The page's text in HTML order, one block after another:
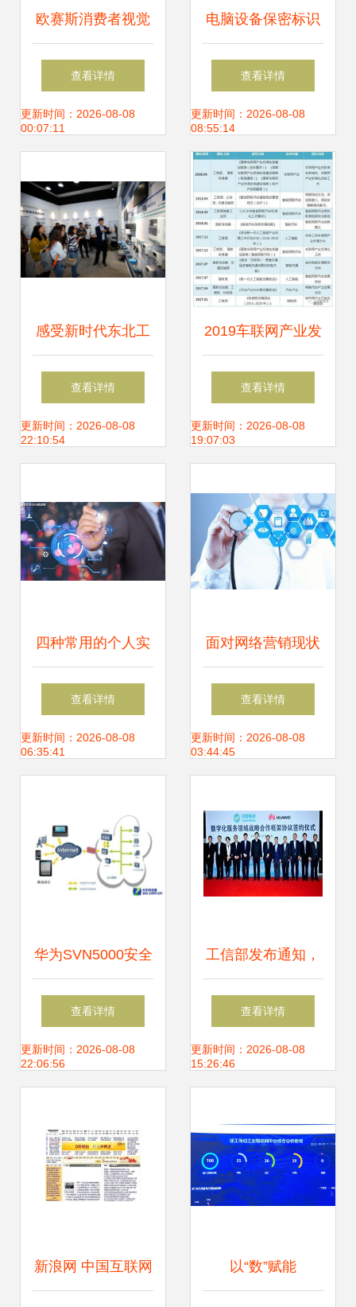
欧赛斯消费者视觉
触点部署研究及消
费者感官地图部署
服务的关键作用
查看详情
更新时间：2026-08-08
00:07:11
电脑设备保密标识
管理 分类识别与外
部接入规范
查看详情
更新时间：2026-08-08
08:55:14
感受新时代东北工
业活力 2019工业
互联网全球峰会企
企业
查看详情
更新时间：2026-08-08
22:10:54
2019车联网产业发
展报告 互联网接入
及相关服务深度解
查看详情
更新时间：2026-08-08
19:07:03
四种常用的个人实
名认证api接口介绍
查看详情
更新时间：2026-08-08
06:35:41
面对网络营销现状
及趋势，信息系统
集成服务商的制胜
查看详情
更新时间：2026-08-08
03:44:45
华为SVN5000安全
接入网关 筑牢企业
信息安全防线的利
网络安全技术评测
解读
查看详情
更新时间：2026-08-08
22:06:56
工信部发布通知，
全面清理规范互联
网网络接入服务市
查看详情
更新时间：2026-08-08
15:26:46
新浪网 中国互联网 以“数”赋能